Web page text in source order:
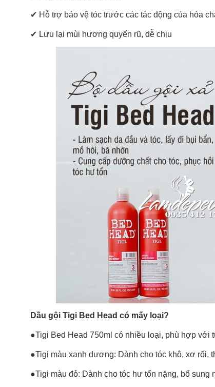
✔ Hỗ trợ bảo vệ tóc trước các tác động của hóa
✔ Lưu lại mùi hương quyến rũ, dễ chịu
Dầu gội Tigi Bed Head có mấy loại?
●Tigi Bed Head 750ml có nhiều loại, phù hợp với
●Tigi màu xanh dương: Dành cho tóc khô, xơ rối,
●Tigi màu đỏ: Dành cho tóc hư tổn nặng, bổ